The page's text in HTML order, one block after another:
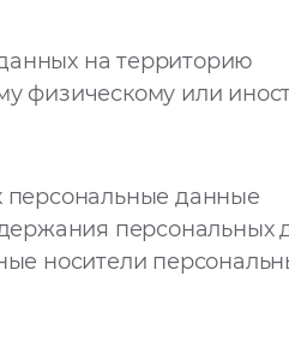
на территорию
физическому или
персональные данные
персональных
носители